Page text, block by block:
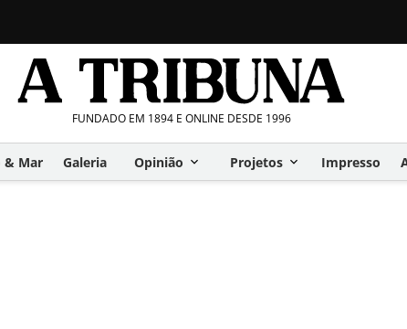
FUNDADO EM 1894 E ONLINE DESDE 1996
& Mar Galeria Opinião Projetos Impresso